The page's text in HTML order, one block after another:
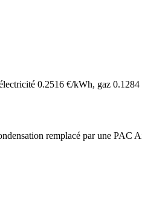
0.2516 €/kWh, gaz 0.1284
remplacé par une PAC